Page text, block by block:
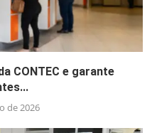
CONTEC e garante
de 2026